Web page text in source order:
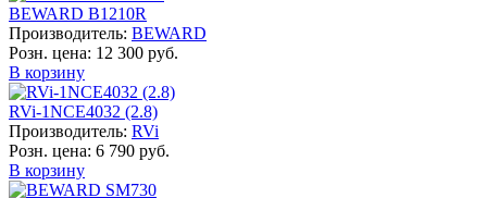
BEWARD B1210R
Производитель: BEWARD
Розн. цена: 12 300 руб.
В корзину
RVi-1NCE4032 (2.8)
Производитель: RVi
Розн. цена: 6 790 руб.
В корзину